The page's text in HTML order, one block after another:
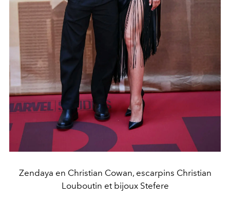
Zendaya en Christian Cowan, escarpins Christian
Louboutin et bijoux Stefere